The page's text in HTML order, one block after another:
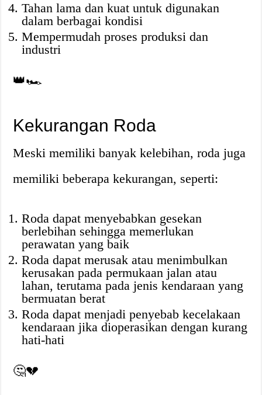
Tahan lama dan kuat untuk digunakan
dalam berbagai kondisi
Mempermudah proses produksi dan
industri
👑🏎️
Kekurangan Roda
Meski memiliki banyak kelebihan, roda juga
memiliki beberapa kekurangan, seperti:
Roda dapat menyebabkan gesekan
berlebihan sehingga memerlukan
perawatan yang baik
Roda dapat merusak atau menimbulkan
kerusakan pada permukaan jalan atau
lahan, terutama pada jenis kendaraan yang
bermuatan berat
Roda dapat menjadi penyebab kecelakaan
kendaraan jika dioperasikan dengan kurang
hati-hati
🤔💔